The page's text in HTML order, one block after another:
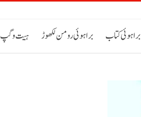
ہیت و گپ براہوئی رومن لکھوڑ براہوئی کتاب